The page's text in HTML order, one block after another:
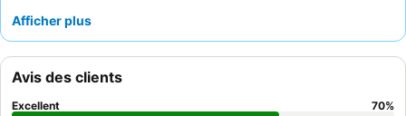
les loisirs en famille. Les clients ne cessent de louer le
Pour une expérience vraiment mémorable, pensez à réserver
une chambre avec vue sur le lough afin de profiter pleinement
du paysage à couper le souffle.
Afficher plus
Avis des clients
Excellent 70%